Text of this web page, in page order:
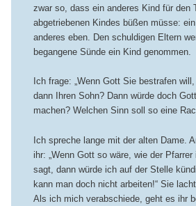
zwar so, dass ein anderes Kind für den
abgetriebenen Kindes büßen müsse:
anderes eben. Den schuldigen Eltern
begangene Sünde ein Kind genommen.
Ich frage: „Wenn Gott Sie bestrafen
dann Ihren Sohn? Dann würde doch
machen? Welchen Sinn soll so eine
Ich spreche lange mit der alten Dame.
ihr: „Wenn Gott so wäre, wie der
sagt, dann würde ich auf der Stelle
kann man doch nicht arbeiten!“ Sie
Als ich mich verabschiede, geht es ihr